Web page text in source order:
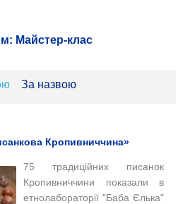
Майстер-клас
За назвою
Кропивниччина»
75 традиційних писанок
Кропивниччини показали в
етнолабораторії "Баба Єлька"